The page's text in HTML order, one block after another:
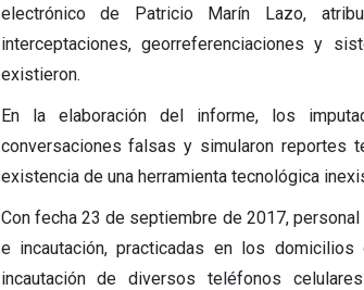
electrónico de Patricio Marín Lazo,
interceptaciones, georreferenciaciones y
existieron.
En la elaboración del informe, los
conversaciones falsas y simularon reportes
existencia de una herramienta tecnológica
Con fecha 23 de septiembre de 2017,
e incautación, practicadas en los
incautación de diversos teléfonos